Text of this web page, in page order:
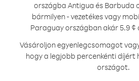
országba Antigua és Barbuda
bármilyen - vezetékes vagy
Paraguay országban akár 5.9
Vásároljon egyenlegcsomagot
hogy a legjobb percenkénti díjért
országot.